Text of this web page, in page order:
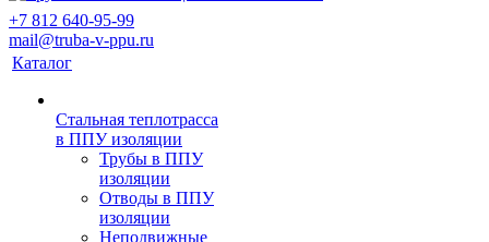
+7 812 640-95-99
mail@truba-v-ppu.ru
Каталог
Стальная теплотрасса
в ППУ изоляции
Трубы в ППУ
изоляции
Отводы в ППУ
изоляции
Неподвижные